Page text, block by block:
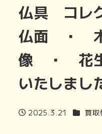
仏具 コレ
仏面 ・
像 ・ 花
いたしまし
投稿日
2025.3.21 カテゴ
買取